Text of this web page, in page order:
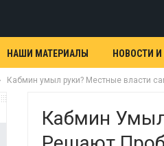
НАШИ МАТЕРИАЛЫ НОВОСТИ
Кабмин умыл руки? Местные власти
Кабмин